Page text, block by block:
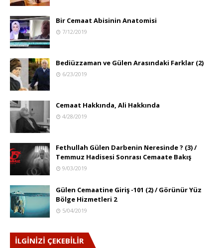
Bir Cemaat Abisinin Anatomisi
7/12/2019
Bediüzzaman ve Gülen Arasındaki Farklar (2)
6/23/2019
Cemaat Hakkında, Ali Hakkında
4/28/2019
Fethullah Gülen Darbenin Neresinde ? (3) /
Temmuz Hadisesi Sonrası Cemaate Bakış
9/03/2019
Gülen Cemaatine Giriş -101 (2) / Görünür Yüz
Bölge Hizmetleri 2
5/04/2019
İLGİNİZİ ÇEKEBİLİR